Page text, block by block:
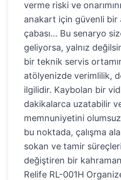
verme riski ve
anakart için güvenli bir
çabası... Bu senaryo
geliyorsa, yalnız
bir teknik servis
atölyenizde verimlilik,
ilgilidir. Kaybolan bir
dakikalarca uzatabilir
memnuniyetini
bu noktada, çalışma
sokan ve tamir
değiştiren bir
Relife RL-001H